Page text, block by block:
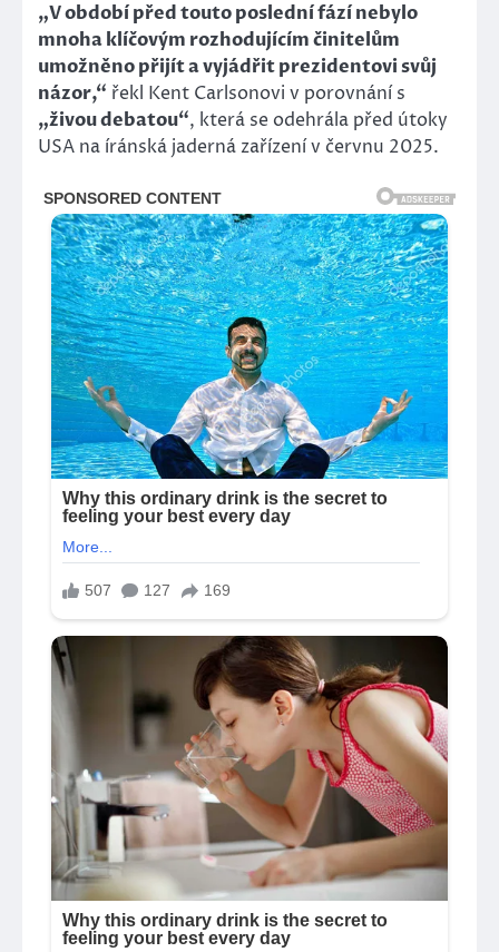
„V období před touto poslední fází nebylo
mnoha klíčovým rozhodujícím činitelům
umožněno přijít a vyjádřit prezidentovi svůj
názor,“ řekl Kent Carlsonovi v porovnání s
„živou debatou“, která se odehrála před útoky
USA na íránská jaderná zařízení v červnu 2025.